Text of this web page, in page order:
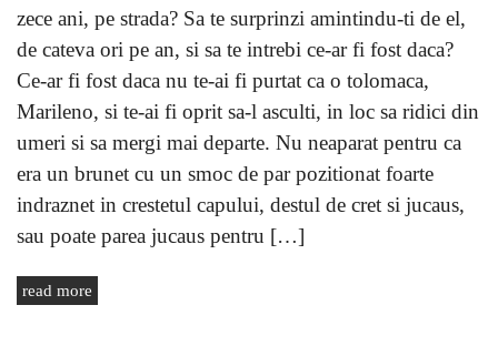
zece ani, pe strada? Sa te surprinzi amintindu-ti de el,
de cateva ori pe an, si sa te intrebi ce-ar fi fost daca?
Ce-ar fi fost daca nu te-ai fi purtat ca o tolomaca,
Marileno, si te-ai fi oprit sa-l asculti, in loc sa ridici din
umeri si sa mergi mai departe. Nu neaparat pentru ca
era un brunet cu un smoc de par pozitionat foarte
indraznet in crestetul capului, destul de cret si jucaus,
sau poate parea jucaus pentru […]
read more